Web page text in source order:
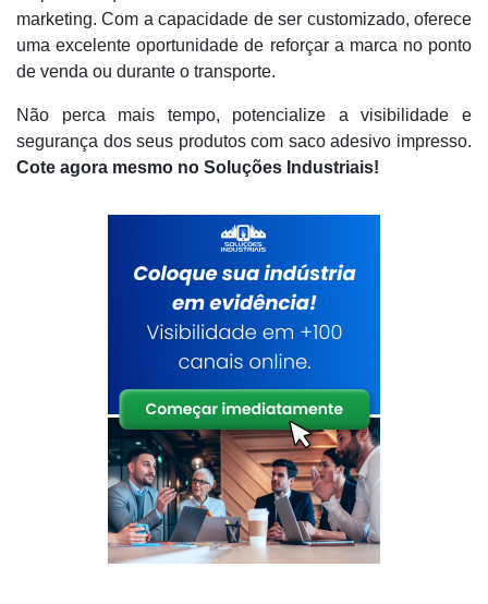
marketing. Com a capacidade de ser customizado, oferece
uma excelente oportunidade de reforçar a marca no ponto
de venda ou durante o transporte.
Não perca mais tempo, potencialize a visibilidade e
segurança dos seus produtos com saco adesivo impresso.
Cote agora mesmo no Soluções Industriais!